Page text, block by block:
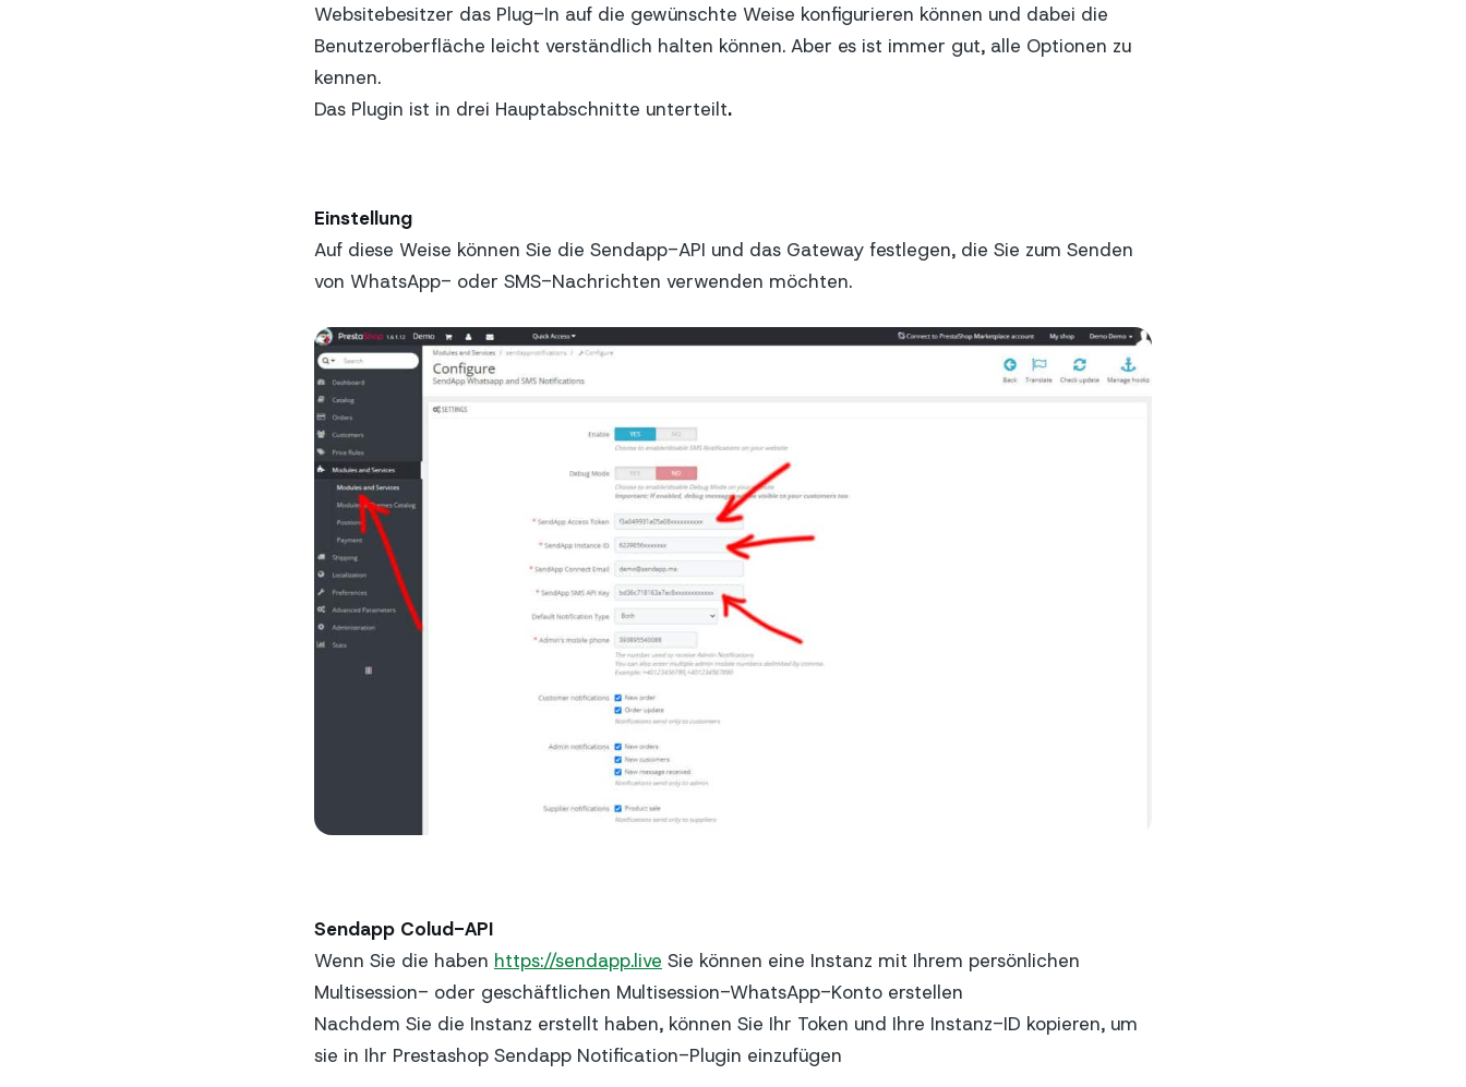
Websitebesitzer das Plug-In auf die gewünschte Weise konfigurieren können und dabei die
Benutzeroberfläche leicht verständlich halten können. Aber es ist immer gut, alle Optionen zu
kennen.
Das Plugin ist in drei Hauptabschnitte unterteilt.
Einstellung
Auf diese Weise können Sie die Sendapp-API und das Gateway festlegen, die Sie zum Senden
von WhatsApp- oder SMS-Nachrichten verwenden möchten.
Sendapp Colud-API
Wenn Sie die haben https://sendapp.live Sie können eine Instanz mit Ihrem persönlichen
Multisession- oder geschäftlichen Multisession-WhatsApp-Konto erstellen
Nachdem Sie die Instanz erstellt haben, können Sie Ihr Token und Ihre Instanz-ID kopieren, um
sie in Ihr Prestashop Sendapp Notification-Plugin einzufügen